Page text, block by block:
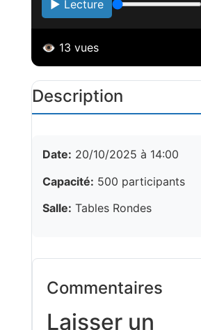
▶️ Lecture
👁️ 13 vues
Description
Date: 20/10/2025 à 14:00
Capacité: 500 participants
Salle: Tables Rondes
Commentaires
Laisser un